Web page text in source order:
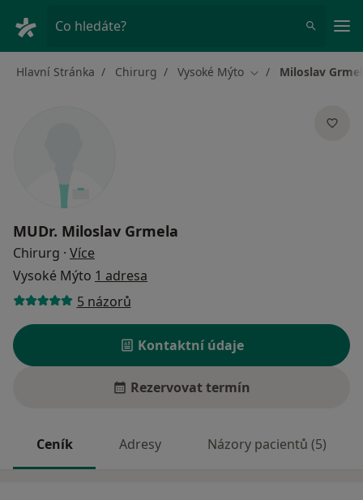
Co hledáte?
Hlavní Stránka Chirurg Vysoké Mýto Změna města
Miloslav
MUDr. Miloslav Grmela
Chirurg · Více
Vysoké Mýto 1 adresa
5 názorů
Kontaktní údaje
Rezervovat termín
Ceník Adresy Názory pacientů (5)